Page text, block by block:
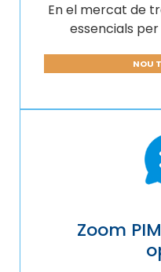
En el mercat de
essencials per
NOU
Zoom